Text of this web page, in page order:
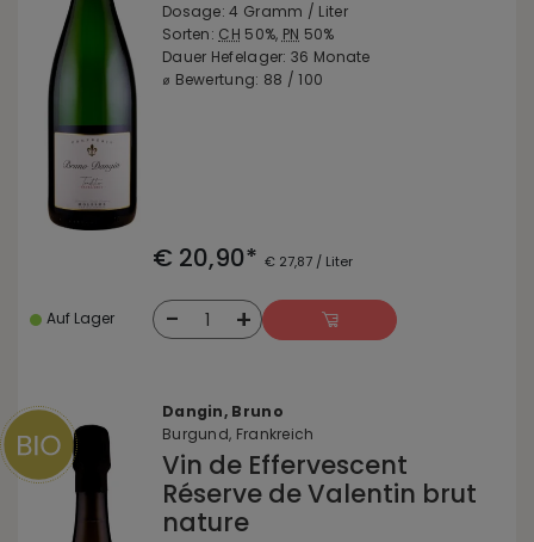
Dosage: 4 Gramm / Liter
Sorten: CH 50%, PN 50%
Dauer Hefelager: 36 Monate
⌀ Bewertung: 88 / 100
€ 20,90* € 27,87 / Liter
Auf Lager - 1 +
Dangin, Bruno
Burgund, Frankreich
Vin de Effervescent
Réserve de Valentin brut
nature